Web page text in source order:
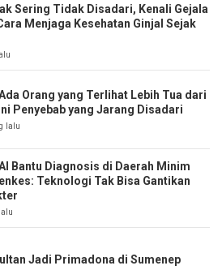
Sering Tidak Disadari, Kenali Gejala
Menjaga Kesehatan Ginjal Sejak
Orang yang Terlihat Lebih Tua dari
Penyebab yang Jarang Disadari
lalu
Bantu Diagnosis di Daerah Minim
Teknologi Tak Bisa Gantikan
Jadi Primadona di Sumenep